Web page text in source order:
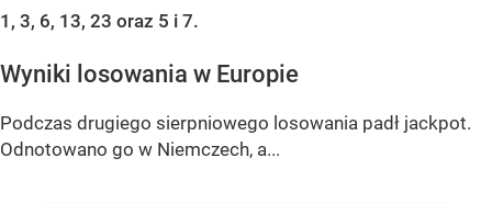
1, 3, 6, 13, 23 oraz 5 i 7.
Wyniki losowania w Europie
Podczas drugiego sierpniowego losowania padł jackpot.
Odnotowano go w Niemczech, a...